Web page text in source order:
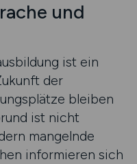
und
ist ein
der
bleiben
ist nicht
mangelnde
informieren sich